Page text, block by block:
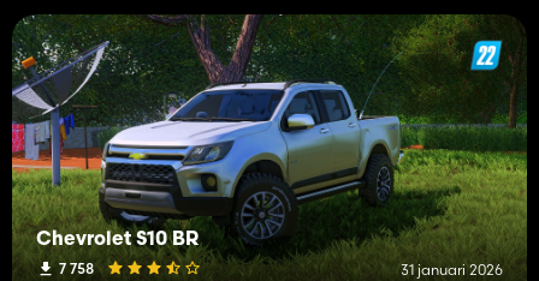
Chevrolet S10 BR
7 758 31 januari 2026